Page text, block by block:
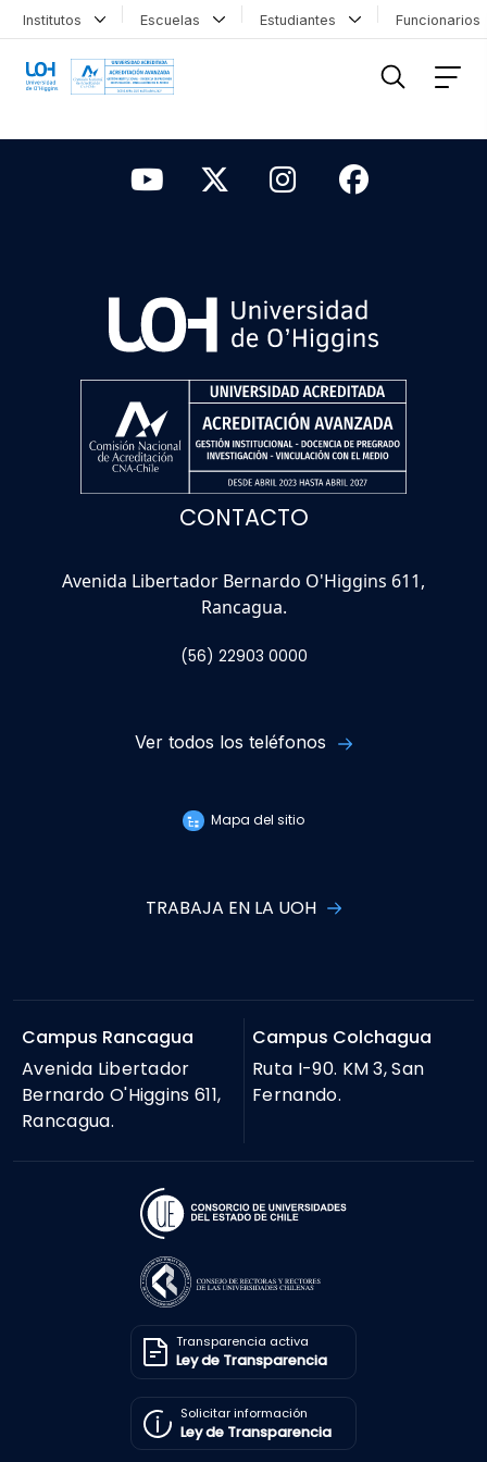
Institutos Escuelas Estudiantes
CONTACTO
Avenida Libertador Bernardo O'Higgins 611,
Rancagua.
(56) 22903 0000
Ver todos los teléfonos
Mapa del sitio
TRABAJA EN LA UOH
Campus Rancagua
Avenida Libertador
Bernardo O'Higgins 611,
Rancagua.
Campus Colchagua
Ruta I-90. KM 3, San
Fernando.
Transparencia activa
Ley de Transparencia
Solicitar información
Ley de Transparencia